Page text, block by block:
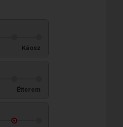
Káosz
Étterem